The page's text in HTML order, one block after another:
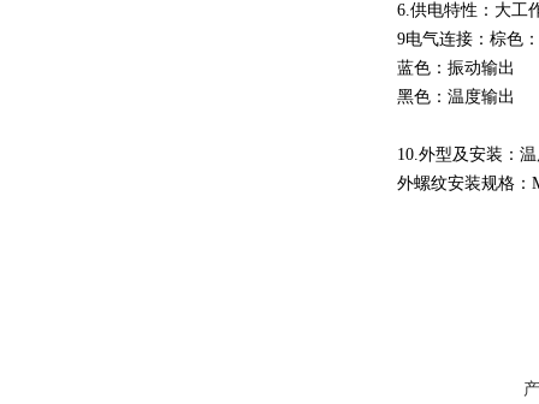
6.供电特性：大工
9电气连接： 棕色：
蓝色：振动输出
黑色：温度输出
10.外型及安装：
外螺纹安装规格：